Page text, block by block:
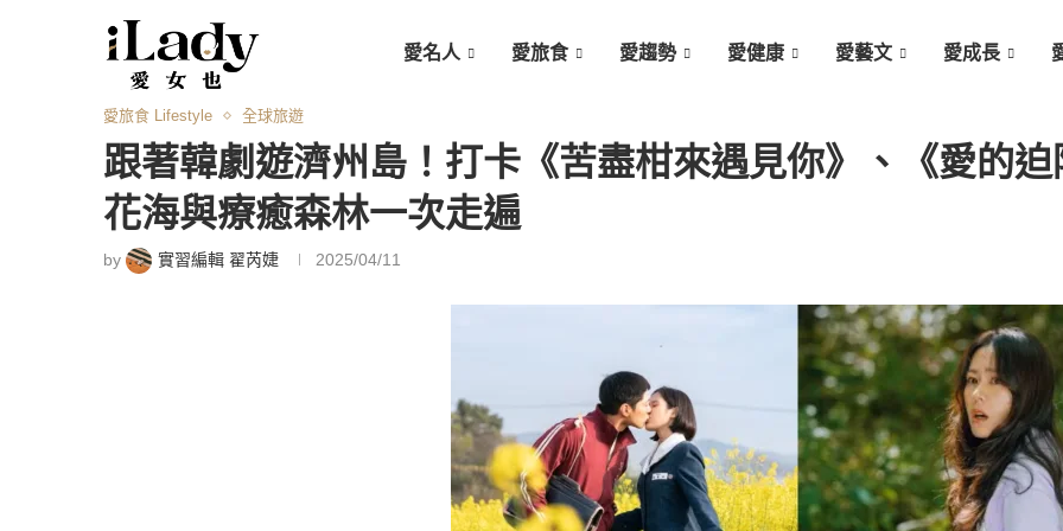
愛名人 愛旅食 愛趨勢 愛健康 愛藝文 愛成長
愛旅食 Lifestyle 全球旅遊
跟著韓劇遊濟州島！打卡《苦盡柑來遇見你》、《愛的
花海與療癒森林一次走遍
by 實習編輯 翟芮婕 2025/04/11